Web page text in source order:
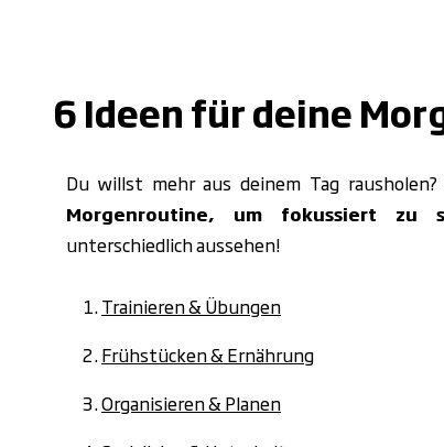
6 Ideen für deine
Du willst mehr aus deinem Tag
Morgenroutine, um fokussiert zu
unterschiedlich aussehen!
Trainieren & Übungen
Frühstücken & Ernährung
Organisieren & Planen